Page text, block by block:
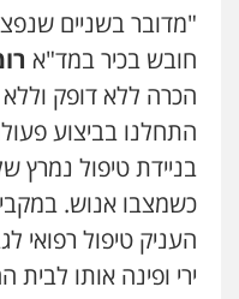
משרד
פלילי
עו"ד
פלילי
עו"ד
"מדובר בשניים
חובש בכיר במד"א
הכרה ללא דופק וללא
התחלנו בביצוע
בניידת טיפול נמרץ
כשמצבו אנוש.
ירי ופינה אותועו"ד